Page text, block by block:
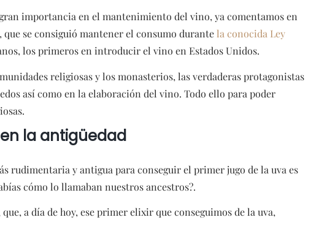
importancia en el mantenimiento del vino, ya comentamos en
se consiguió mantener el consumo durantela conocida Ley
los primeros en introducir el vino en Estados Unidos.
religiosas y los monasterios, las verdaderas protagonistas
así como en la elaboración del vino. Todo ello para poder
la antigüedad
rudimentaria y antigua para conseguir el primer jugo de la uva es
cómo lo llamaban nuestros ancestros?.
a día de hoy, ese primer elixir que conseguimos de la uva,